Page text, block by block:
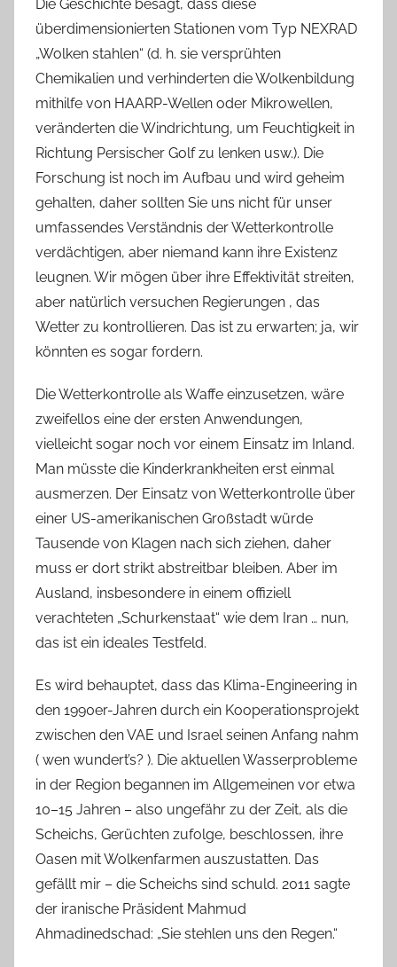
Die Geschichte besagt, dass diese
überdimensionierten Stationen vom Typ NEXRAD
„Wolken stahlen“ (d. h. sie versprühten
Chemikalien und verhinderten die Wolkenbildung
mithilfe von HAARP-Wellen oder Mikrowellen,
veränderten die Windrichtung, um Feuchtigkeit in
Richtung Persischer Golf zu lenken usw.). Die
Forschung ist noch im Aufbau und wird geheim
gehalten, daher sollten Sie uns nicht für unser
umfassendes Verständnis der Wetterkontrolle
verdächtigen, aber niemand kann ihre Existenz
leugnen. Wir mögen über ihre Effektivität streiten,
aber natürlich versuchen Regierungen , das
Wetter zu kontrollieren. Das ist zu erwarten; ja, wir
könnten es sogar fordern.
Die Wetterkontrolle als Waffe einzusetzen, wäre
zweifellos eine der ersten Anwendungen,
vielleicht sogar noch vor einem Einsatz im Inland.
Man müsste die Kinderkrankheiten erst einmal
ausmerzen. Der Einsatz von Wetterkontrolle über
einer US-amerikanischen Großstadt würde
Tausende von Klagen nach sich ziehen, daher
muss er dort strikt abstreitbar bleiben. Aber im
Ausland, insbesondere in einem offiziell
verachteten „Schurkenstaat“ wie dem Iran … nun,
das ist ein ideales Testfeld.
Es wird behauptet, dass das Klima-Engineering in
den 1990er-Jahren durch ein Kooperationsprojekt
zwischen den VAE und Israel seinen Anfang nahm
( wen wundert’s? ). Die aktuellen Wasserprobleme
in der Region begannen im Allgemeinen vor etwa
10–15 Jahren – also ungefähr zu der Zeit, als die
Scheichs, Gerüchten zufolge, beschlossen, ihre
Oasen mit Wolkenfarmen auszustatten. Das
gefällt mir – die Scheichs sind schuld. 2011 sagte
der iranische Präsident Mahmud
Ahmadinedschad: „Sie stehlen uns den Regen.“